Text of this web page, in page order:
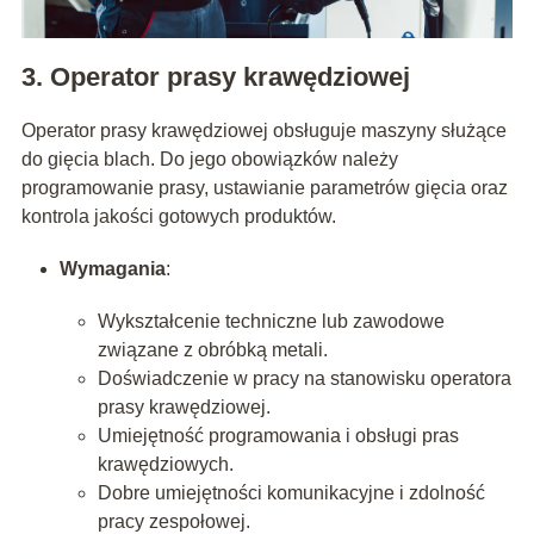
3. Operator prasy krawędziowej
Operator prasy krawędziowej obsługuje maszyny służące
do gięcia blach. Do jego obowiązków należy
programowanie prasy, ustawianie parametrów gięcia oraz
kontrola jakości gotowych produktów.
Wymagania:
Wykształcenie techniczne lub zawodowe
związane z obróbką metali.
Doświadczenie w pracy na stanowisku operatora
prasy krawędziowej.
Umiejętność programowania i obsługi pras
krawędziowych.
Dobre umiejętności komunikacyjne i zdolność
pracy zespołowej.